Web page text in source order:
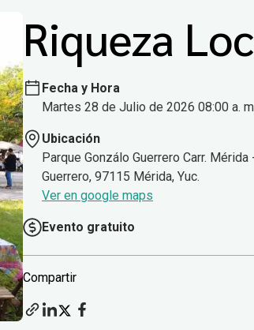
Riqueza
Fecha y Hora
Martes 28 de Julio de 2026 08:00 a.
Ubicación
Parque Gonzálo Guerrero Carr.
Guerrero, 97115 Mérida, Yuc.
Ver en google maps
Evento gratuito
Compartir